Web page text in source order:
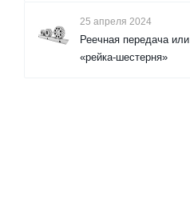
25 апреля 2024
Реечная передача или
«рейка-шестерня»